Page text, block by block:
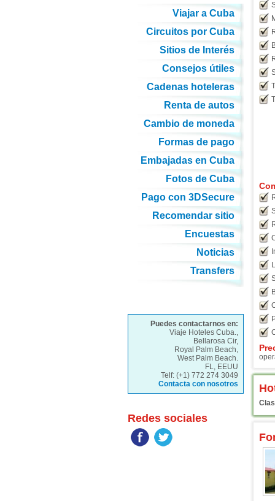
Viajar a Cuba
Circuitos por Cuba
Sitios de Interés
Consejos útiles
Cadenas hoteleras
Renta de autos
Cambio de moneda
Formas de pago
Embajadas en Cuba
Fotos de Cuba
Pago con 3DSecure
Recomendar sitio
Encuestas
Noticias
Transfers
Puedes contactarnos en:
Viaje Hoteles Cuba.,
Bellarosa Cir,
Royal Palm Beach,
West Palm Beach.
FL, EEUU
Telf: (+1) 772 274 3049
Contacta con nosotros
Redes sociales